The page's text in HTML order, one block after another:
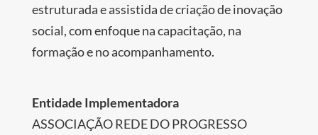
estruturada e assistida de criação de inovação
social, com enfoque na capacitação, na
formação e no acompanhamento.
Entidade Implementadora
ASSOCIAÇÃO REDE DO PROGRESSO